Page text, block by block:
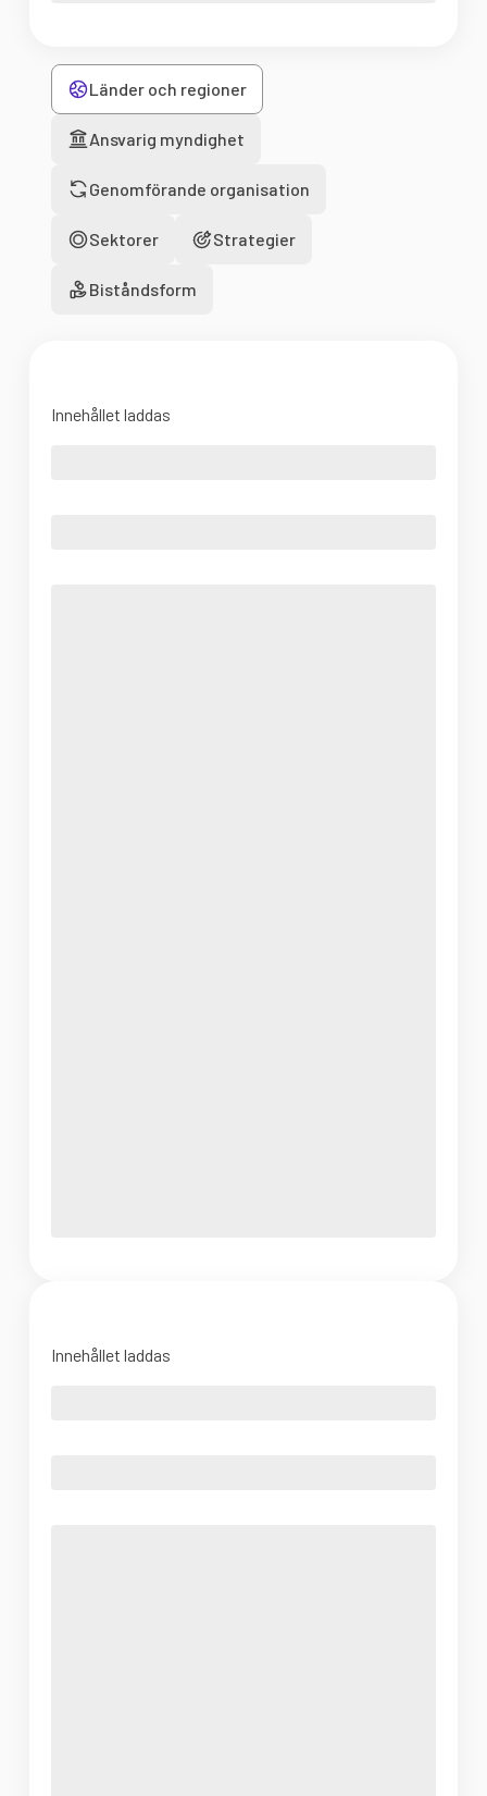
Länder och regioner
Ansvarig myndighet
Genomförande organisation
Sektorer Strategier
Biståndsform
Innehållet laddas
Innehållet laddas